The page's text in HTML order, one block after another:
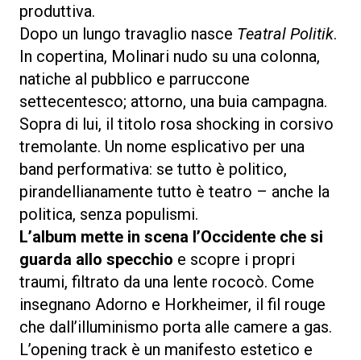
produttiva.
Dopo un lungo travaglio nasce Teatral Politik.
In copertina, Molinari nudo su una colonna,
natiche al pubblico e parruccone
settecentesco; attorno, una buia campagna.
Sopra di lui, il titolo rosa shocking in corsivo
tremolante. Un nome esplicativo per una
band performativa: se tutto è politico,
pirandellianamente tutto è teatro – anche la
politica, senza populismi.
L’album mette in scena l’Occidente che si
guarda allo specchio e scopre i propri
traumi, filtrato da una lente rococò. Come
insegnano Adorno e Horkheimer, il fil rouge
che dall’illuminismo porta alle camere a gas.
L’opening track è un manifesto estetico e